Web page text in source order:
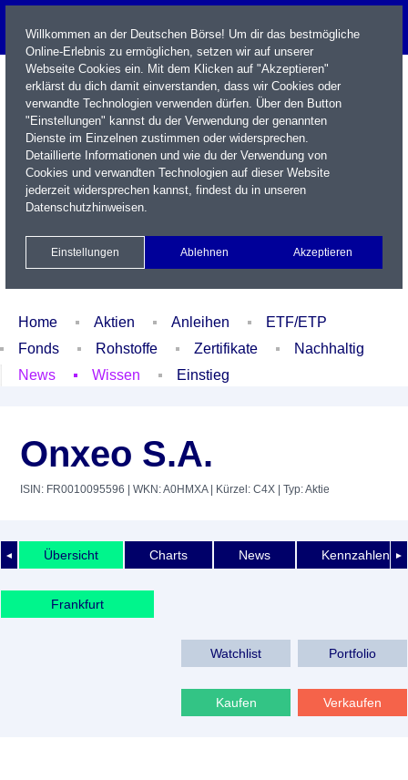
Name / WKN / ISIN / Kürzel
Xetra Realtime
Watchlist Portfolio Login
Home Aktien Anleihen
ETF/ETP
Fonds
Rohstoffe Zertifikate
Nachhaltig
News
Wissen Einstieg
Onxeo S.A.
ISIN: FR0010095596 | WKN: A0HMXA| Kürzel: C4X | Typ: Aktie
◄ ►
Übersicht Charts News Kennzahlen
Frankfurt
Watchlist Portfolio
Kaufen Verkaufen
Willkommen an der Deutschen Börse! Um dir das bestmögliche
Online-Erlebnis zu ermöglichen, setzen wir auf unserer
Webseite Cookies ein. Mit dem Klicken auf "Akzeptieren"
erklärst du dich damit einverstanden, dass wir Cookies oder
verwandte Technologien verwenden dürfen. Über den Button
"Einstellungen" kannst du der Verwendung der genannten
Dienste im Einzelnen zustimmen oder widersprechen.
Detaillierte Informationen und wie du der Verwendung von
Cookies und verwandten Technologien auf dieser Website
jederzeit widersprechen kannst, findest du in unseren
Datenschutzhinweisen.
Einstellungen Ablehnen Akzeptieren